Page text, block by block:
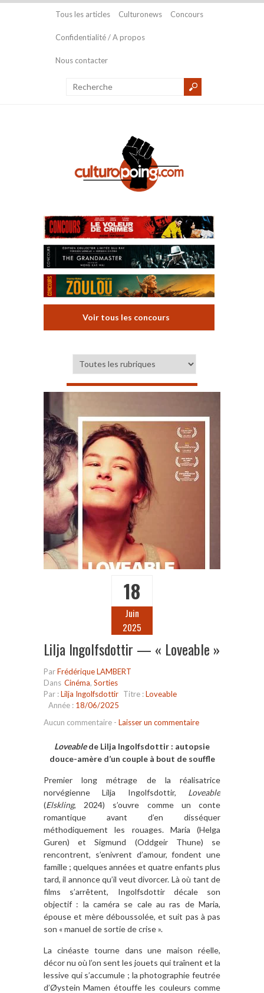
Tous les articles Culturonews Concours
Confidentialité / A propos
Nous contacter
Voir tous les concours
18
Juin
2025
Lilja Ingolfsdottir — « Loveable »
ParFrédérique LAMBERT
Dans Cinéma, Sorties
Par :Lilja Ingolfsdottir Titre :Loveable
Année : 18/06/2025
Aucun commentaire - Laisser un commentaire
Loveablede Lilja Ingolfsdottir : autopsie
douce-amère d’un couple à bout de souffle
Premier long métrage de la réalisatrice
norvégienne Lilja Ingolfsdottir, Loveable
(Elskling, 2024) s’ouvre comme un conte
romantique avant d’en disséquer
méthodiquement les rouages. Maria (Helga
Guren) et Sigmund (Oddgeir Thune) se
rencontrent, s’enivrent d’amour, fondent une
famille ; quelques années et quatre enfants plus
tard, il annonce qu’il veut divorcer. Là où tant de
films s’arrêtent, Ingolfsdottir décale son
objectif : la caméra se cale au ras de Maria,
épouse et mère déboussolée, et suit pas à pas
son « manuel de sortie de crise ».
La cinéaste tourne dans une maison réelle,
décor nu où l’on sent les jouets qui traînent et la
lessive qui s’accumule ; la photographie feutrée
d’Øystein Mamen étouffe les couleurs comme